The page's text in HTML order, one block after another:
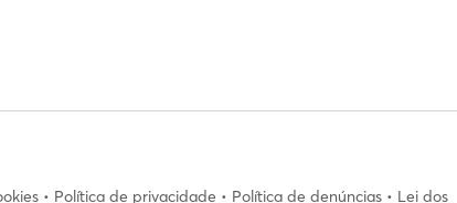
• Política de privacidade • Política de denúncias • Lei dos